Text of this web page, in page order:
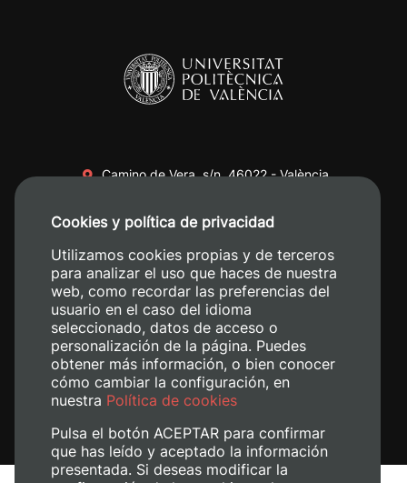
Camino de Vera, s/n. 46022 - València
+34 620 04 00 50
Cookies y política de privacidad
Utilizamos cookies propias y de terceros
para analizar el uso que haces de nuestra
web, como recordar las preferencias del
usuario en el caso del idioma
seleccionado, datos de acceso o
personalización de la página. Puedes
obtener más información, o bien conocer
cómo cambiar la configuración, en
nuestra Política de cookies
Pulsa el botón ACEPTAR para confirmar
que has leído y aceptado la información
presentada. Si deseas modificar la